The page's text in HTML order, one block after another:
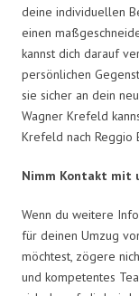
deine individuellen
einen
kannst dich darauf
persönlichen
sie sicher an dein
Wagner Krefeld
Krefeld nach
Nimm Kontakt mit
Wenn du weitere
für deinen Umzug
möchtest, zögere
und kompetentes